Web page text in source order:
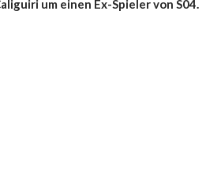
um einen Ex-Spieler von S04.